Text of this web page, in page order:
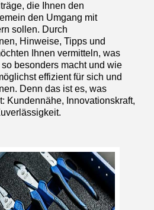
die Ihnen den
den Umgang mit
sollen. Durch
Hinweise, Tipps und
Ihnen vermitteln, was
besonders macht und wie
effizient für sich und
Denn das ist es, was
Kundennähe, Innovationskraft,